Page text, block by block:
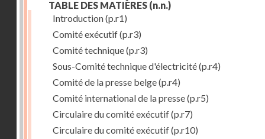
TABLE DES MATIÈRES (n.n.)
Introduction(p.r1)
Comité exécutif(p.r3)
Comité technique(p.r3)
Sous-Comité technique d'électricité(p.r4)
Comité de la presse belge(p.r4)
Comité international de la presse(p.r5)
Circulaire du comité exécutif(p.r7)
Circulaire du comité exécutif(p.r10)